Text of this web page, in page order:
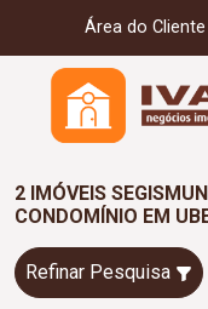
Área do Cliente
2 IMÓVEIS
CONDOMÍNIO EM
Refinar Pesquisa